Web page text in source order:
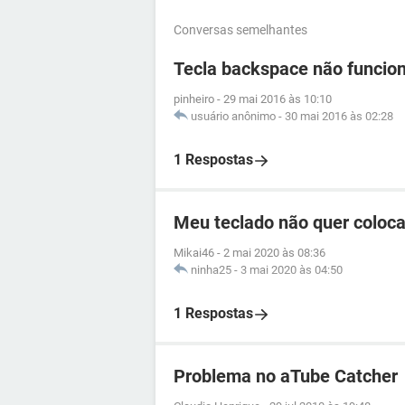
Conversas semelhantes
Tecla backspace não
pinheiro - 29 mai 2016 às 10:10
usuário anônimo - 30 mai 2016 às 02:28
1 Respostas
Meu teclado não quer
Mikai46 - 2 mai 2020 às 08:36
ninha25 - 3 mai 2020 às 04:50
1 Respostas
Problema no aTube Catcher